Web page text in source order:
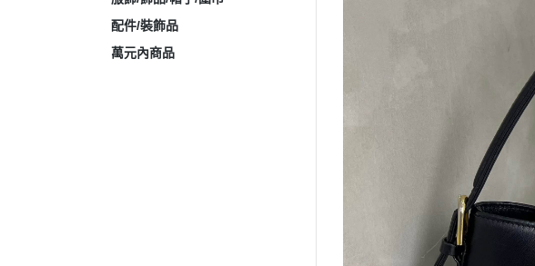
配件/裝飾品
萬元內商品